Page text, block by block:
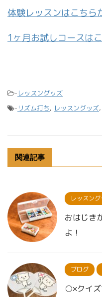
体験レッスンはこちら
1ヶ月お試しコースは
- レッスングッズ
- リズム打ち, レッスングッズ,
関連記事
レッスン
おはじき
よ！
ブログ
○×クイ